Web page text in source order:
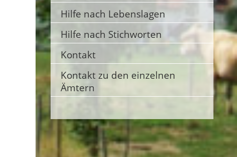
Hilfe nach Lebenslagen
Hilfe nach Stichworten
Kontakt
Kontakt zu den einzelnen
Ämtern